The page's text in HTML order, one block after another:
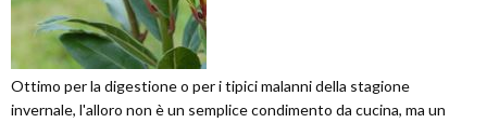
Ottimo per la digestione o per i tipici malanni della stagione
invernale, l'alloro non è un semplice condimento da cucina, ma un